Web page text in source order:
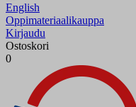
English
Oppimateriaalikauppa
Kirjaudu
Ostoskori
0